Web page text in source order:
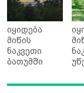
იყიდება
მიწის
ნაკვეთი
ბათუმში